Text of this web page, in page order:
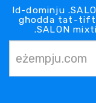
Id-dominju
għodda tat-
.SALON